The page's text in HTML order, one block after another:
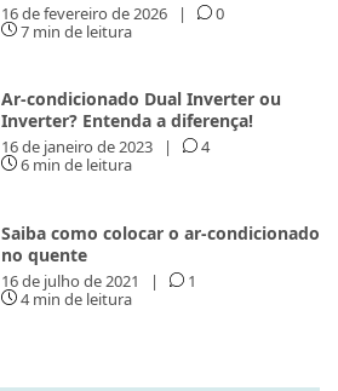
16 de fevereiro de 2026 |
0
7 min de leitura
Ar-condicionado Dual Inverter ou
Inverter? Entenda a diferença!
16 de janeiro de 2023 |
4
6 min de leitura
Saiba como colocar o ar-condicionado
no quente
16 de julho de 2021 |
1
4 min de leitura